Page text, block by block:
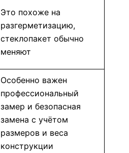
Это похоже на
разгерметизацию,
стеклопакет обычно
меняют
Особенно важен
профессиональный
замер и безопасная
замена с учётом
размеров и веса
конструкции